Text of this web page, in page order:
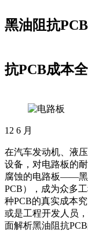
黑油阻抗
抗PCB成本
12 6 月
在汽车发动机、液
设备，对电路板的
腐蚀的电路板——黑
PCB），成为众多
种PCB的真实成本
或是工程开发人员
面解析黑油阻抗